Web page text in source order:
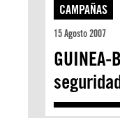
CAMPAÑAS
15 Agosto 2007
GUINEA-